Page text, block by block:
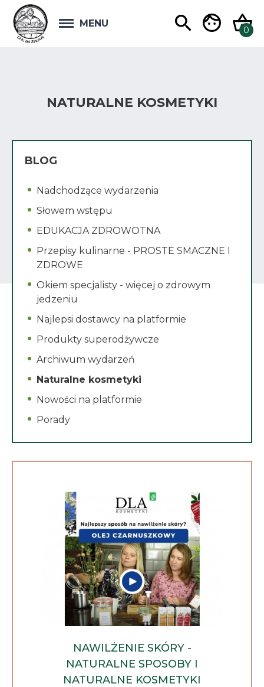
MENU
NATURALNE KOSMETYKI
BLOG
Nadchodzące wydarzenia
Słowem wstępu
EDUKACJA ZDROWOTNA
Przepisy kulinarne - PROSTE SMACZNE I
ZDROWE
Okiem specjalisty - więcej o zdrowym
jedzeniu
Najlepsi dostawcy na platformie
Produkty superodżywcze
Archiwum wydarzeń
Naturalne kosmetyki
Nowości na platformie
Porady
NAWILŻENIE SKÓRY -
NATURALNE SPOSOBY I
NATURALNE KOSMETYKI